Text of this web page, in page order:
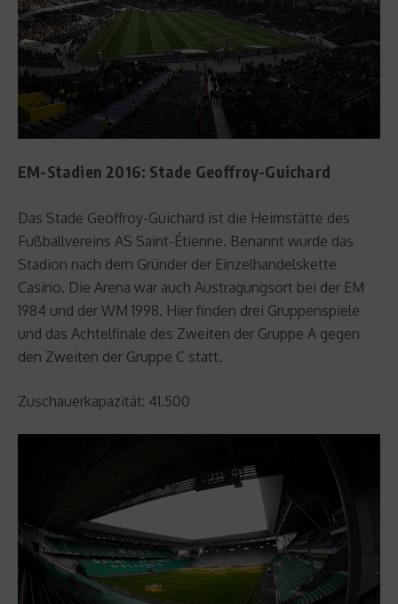
EM-Stadien 2016: Stade Geoffroy-Guichard
Das Stade Geoffroy-Guichard ist die Heimstätte des
Fußballvereins AS Saint-Étienne. Benannt wurde das
Stadion nach dem Gründer der Einzelhandelskette
Casino. Die Arena war auch Austragungsort bei der EM
1984 und der WM 1998. Hier finden drei Gruppenspiele
und das Achtelfinale des Zweiten der Gruppe A gegen
den Zweiten der Gruppe C statt.
Zuschauerkapazität: 41.500